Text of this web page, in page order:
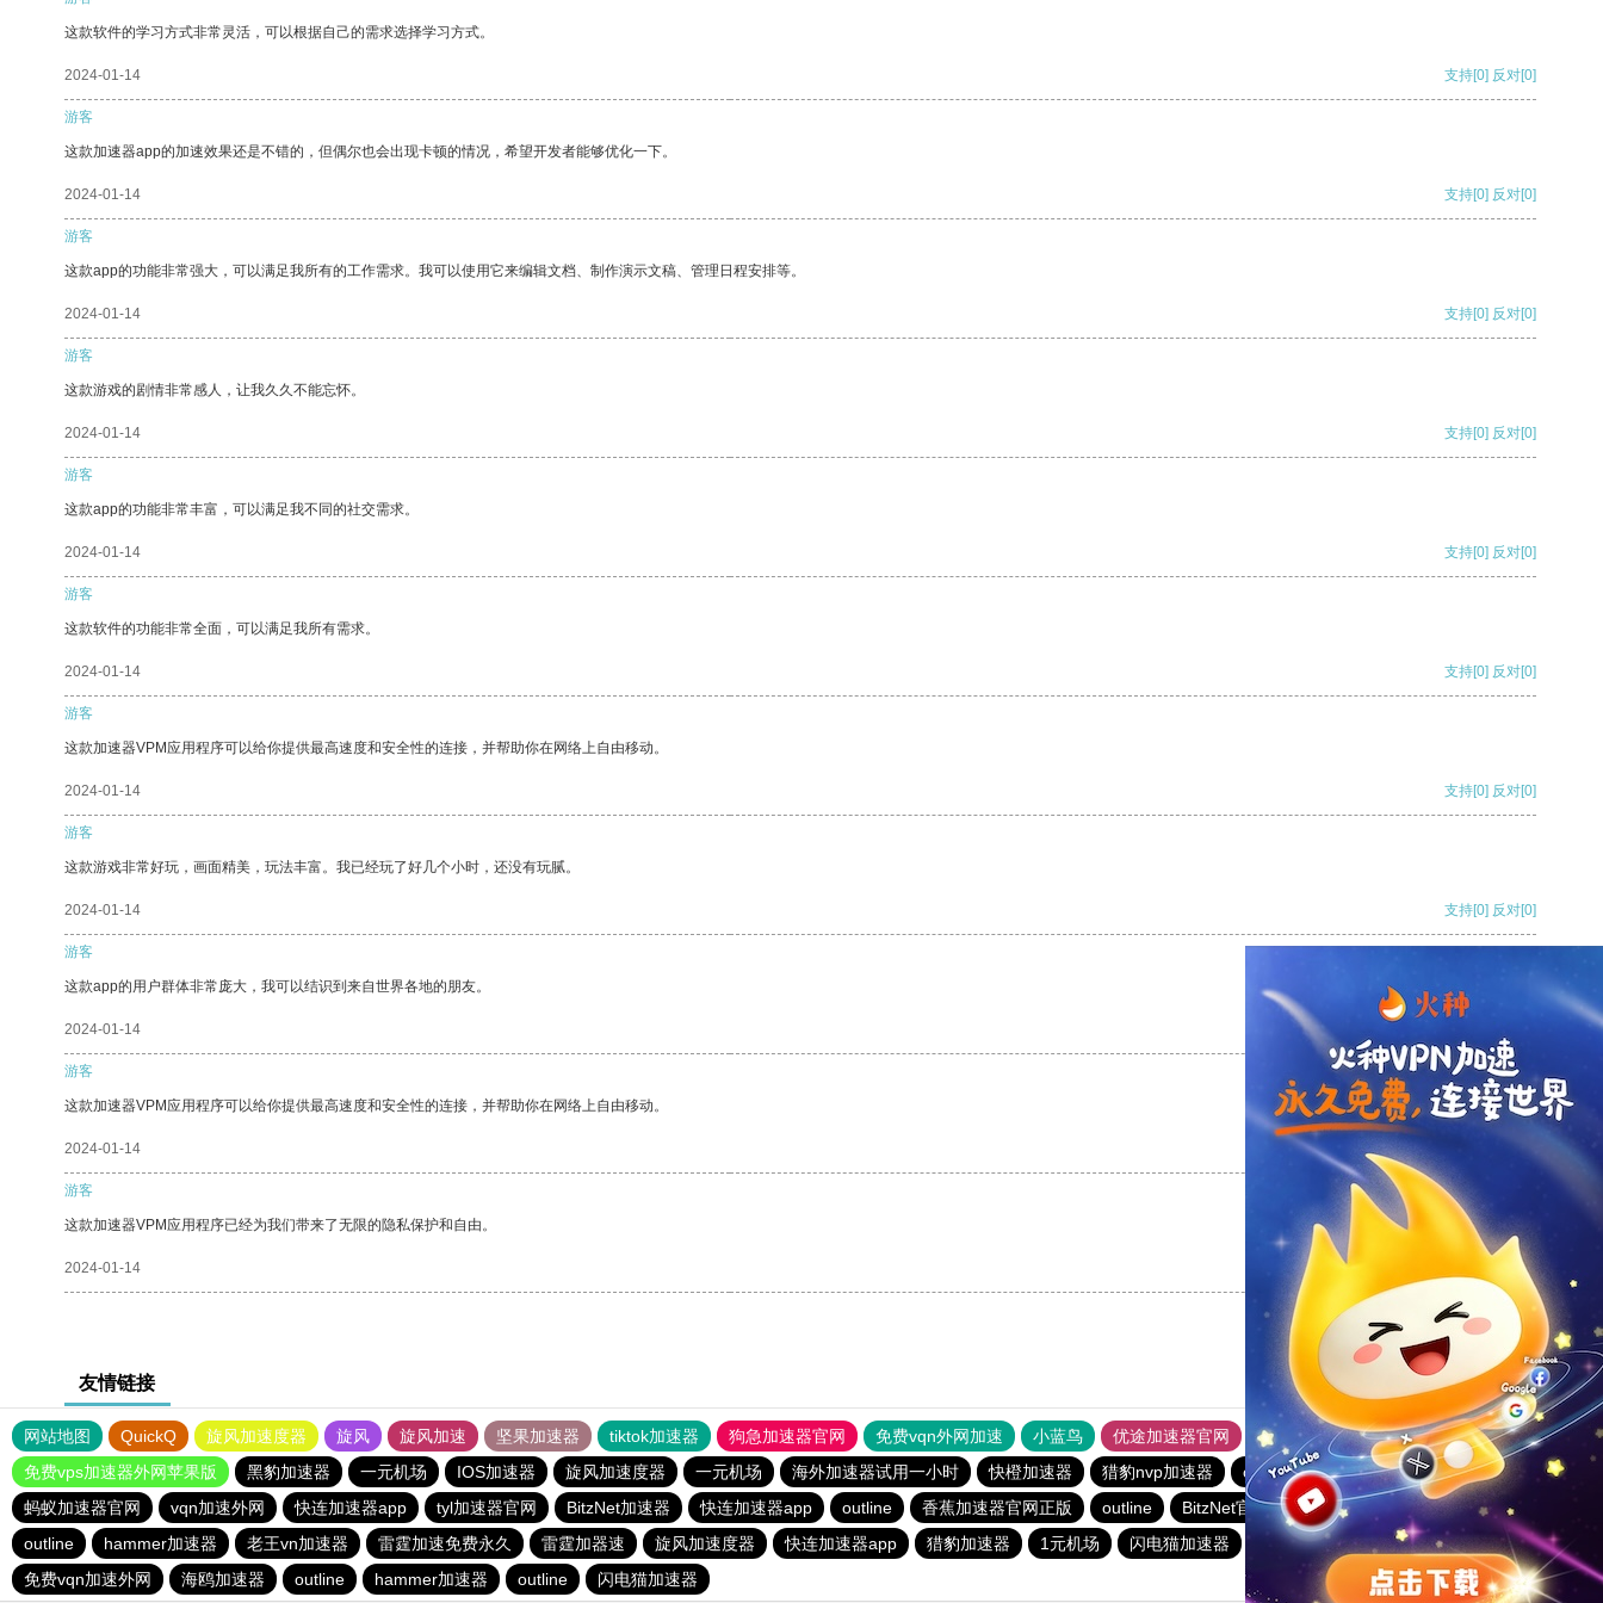
这款软件的学习方式非常灵活，可以根据自己的需求选择学习方式。
2024-01-14 支持[0] 反对[0]
游客
这款加速器app的加速效果还是不错的，但偶尔也会出现卡顿的情况，希望开发者能够优化一下。
2024-01-14 支持[0] 反对[0]
游客
这款app的功能非常强大，可以满足我所有的工作需求。我可以使用它来编辑文档、制作演示文稿、管理日程安排等。
2024-01-14 支持[0] 反对[0]
游客
这款游戏的剧情非常感人，让我久久不能忘怀。
2024-01-14 支持[0] 反对[0]
游客
这款app的功能非常丰富，可以满足我不同的社交需求。
2024-01-14 支持[0] 反对[0]
游客
这款软件的功能非常全面，可以满足我所有需求。
2024-01-14 支持[0] 反对[0]
游客
这款加速器VPM应用程序可以给你提供最高速度和安全性的连接，并帮助你在网络上自由移动。
2024-01-14 支持[0] 反对[0]
游客
这款游戏非常好玩，画面精美，玩法丰富。我已经玩了好几个小时，还没有玩腻。
2024-01-14 支持[0] 反对[0]
游客
这款app的用户群体非常庞大，我可以结识到来自世界各地的朋友。
2024-01-14
游客
这款加速器VPM应用程序可以给你提供最高速度和安全性的连接，并帮助你在网络上自由移动。
2024-01-14 反对
游客
这款加速器VPM应用程序已经为我们带来了无限的隐私保护和自由。
2024-01-14 反对[0]
友情链接
网站地图 QuickQ 旋风加速度器 旋风 旋风加速 坚果加速器 tiktok加速器 狗急加速器官网 免费vqn外网加速 小蓝鸟 优途加速器官网 风驰加速器 旋风加速器
八戒看书
免费vps加速器外网苹果版
黑豹加速器 一元机场 IOS加速器 旋风加速度器 一元机场 海外加速器试用一小时 快橙加速器 猎豹nvp加速器 outline outline ios加速器
outline
蚂蚁加速器官网
vqn加速外网 快连加速器app tyl加速器官网 BitzNet加速器 快连加速器app outline 香蕉加速器官网正版 outline BitzNet官网 安易加速器
快联加速器
outline
hammer加速器 老王vn加速器 雷霆加速免费永久 雷霆加器速 旋风加速度器 快连加速器app 猎豹加速器 1元机场 闪电猫加速器 hammer加速器
快连加速器app
免费vqn加速外网
海鸥加速器 outline hammer加速器 outline 闪电猫加速器